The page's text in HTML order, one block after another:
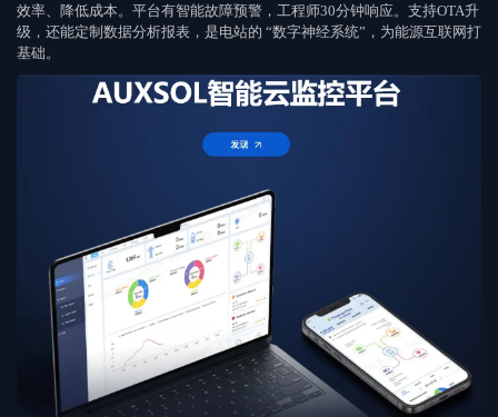
效率、降低成本。平台有智能故障预警，工程师30分钟响应。支持OTA升
级，还能定制数据分析报表，是电站的 “数字神经系统” ，为能源互联网打
基础。